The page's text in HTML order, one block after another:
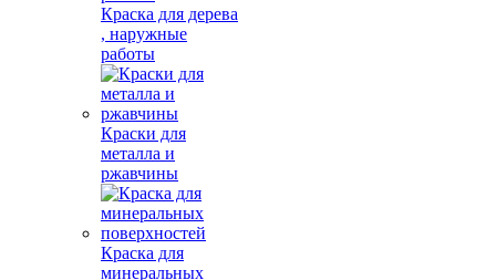
Краска для дерева
, наружные
работы
Краски для
металла и
ржавчины
Краска для
минеральных